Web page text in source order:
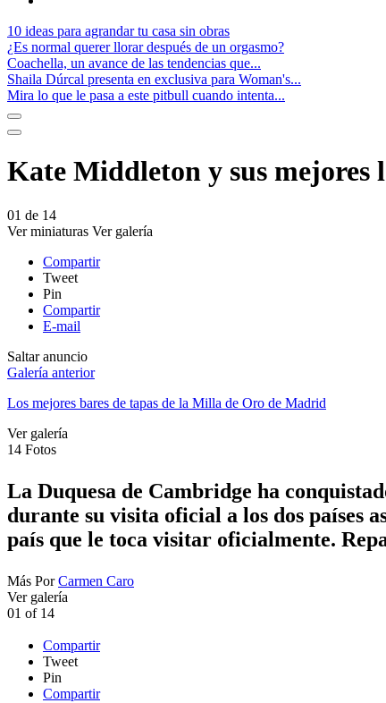
10 ideas para agrandar tu casa sin obras
¿Es normal querer llorar después de un orgasmo?
Coachella, un avance de las tendencias que...
Shaila Dúrcal presenta en exclusiva para Woman's...
Mira lo que le pasa a este pitbull cuando intenta...
Kate Middleton y sus mejores
01 de 14
Ver miniaturas Ver galería
Compartir
Tweet
Pin
Compartir
E-mail
Saltar anuncio
Galería anterior
Los mejores bares de tapas de la Milla de Oro de Madrid
Ver galería
14 Fotos
La Duquesa de Cambridge ha
durante su visita oficial a los dos países
país que le toca visitar oficialmente.
Más PorCarmen Caro
Ver galería
01 of 14
Compartir
Tweet
Pin
Compartir